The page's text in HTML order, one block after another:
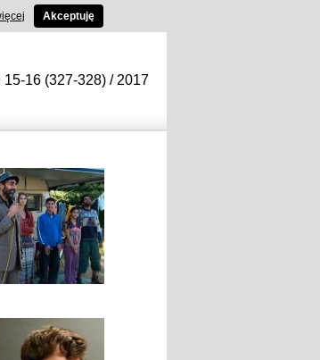
15-16 (327-328) / 2017
Akceptuję